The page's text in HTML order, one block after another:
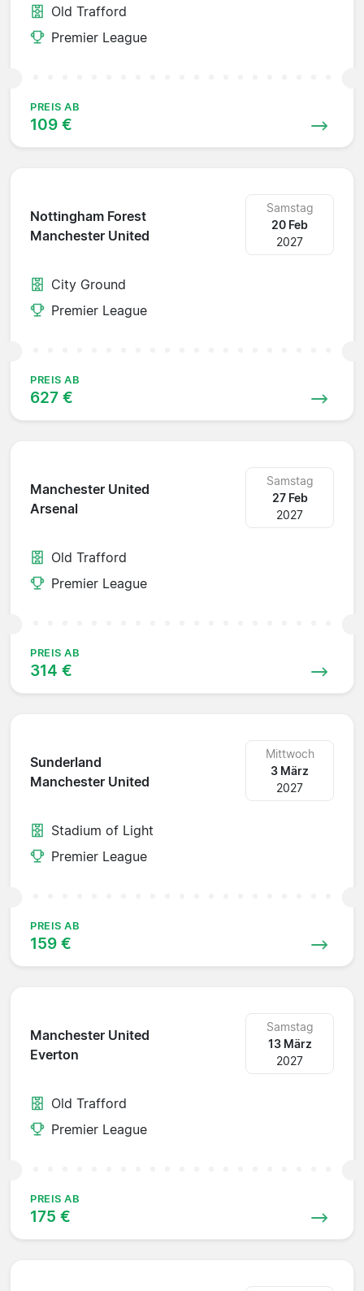
Old Trafford
Premier League
PREIS AB
109 €
Nottingham Forest
Manchester United
Samstag
20 Feb
2027
City Ground
Premier League
PREIS AB
627 €
Manchester United
Arsenal
Samstag
27 Feb
2027
Old Trafford
Premier League
PREIS AB
314 €
Sunderland
Manchester United
Mittwoch
3 März
2027
Stadium of Light
Premier League
PREIS AB
159 €
Manchester United
Everton
Samstag
13 März
2027
Old Trafford
Premier League
PREIS AB
175 €